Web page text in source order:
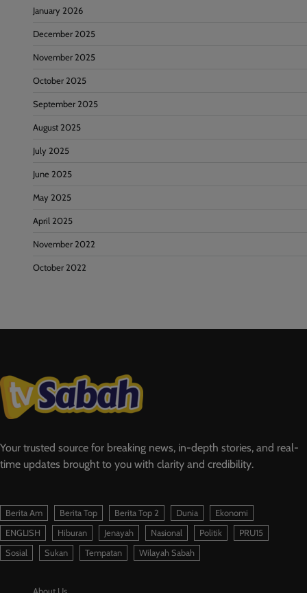
January 2026
December 2025
November 2025
October 2025
September 2025
August 2025
July 2025
June 2025
May 2025
April 2025
November 2022
October 2022
Your trusted source for breaking news, in-depth stories, and real-
time updates brought to you with clarity and credibility.
Berita Am Berita Top Berita Top 2 Dunia
Ekonomi
ENGLISH
Hiburan Jenayah Nasional Politik
PRU15
Sosial
Sukan Tempatan Wilayah Sabah